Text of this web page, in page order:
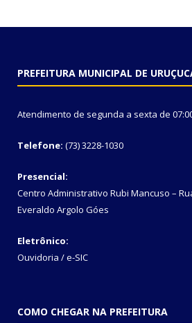
PREFEITURA MUNICIPAL DE
Atendimento de segunda a sexta de
Telefone: (73) 3228-1030
Presencial:
Centro Administrativo Rubi Mancuso –
Everaldo Argolo Góes
Eletrônico:
Ouvidoria /e-SIC
COMO CHEGAR NA PREFEITURA